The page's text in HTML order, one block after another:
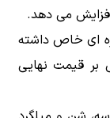
افزایش می دهد.
ای خاص داشته
بر قیمت نهایی